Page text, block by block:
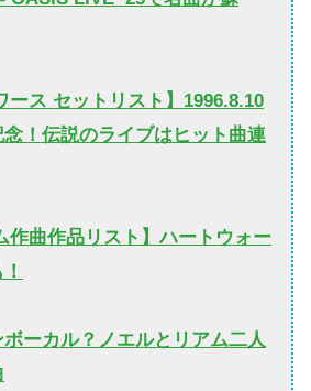
ース セットリスト】1996.8.10
！伝説のライブはヒット曲連
作曲作品リスト】ハートウォー
ーカル？ノエルとリアム二人